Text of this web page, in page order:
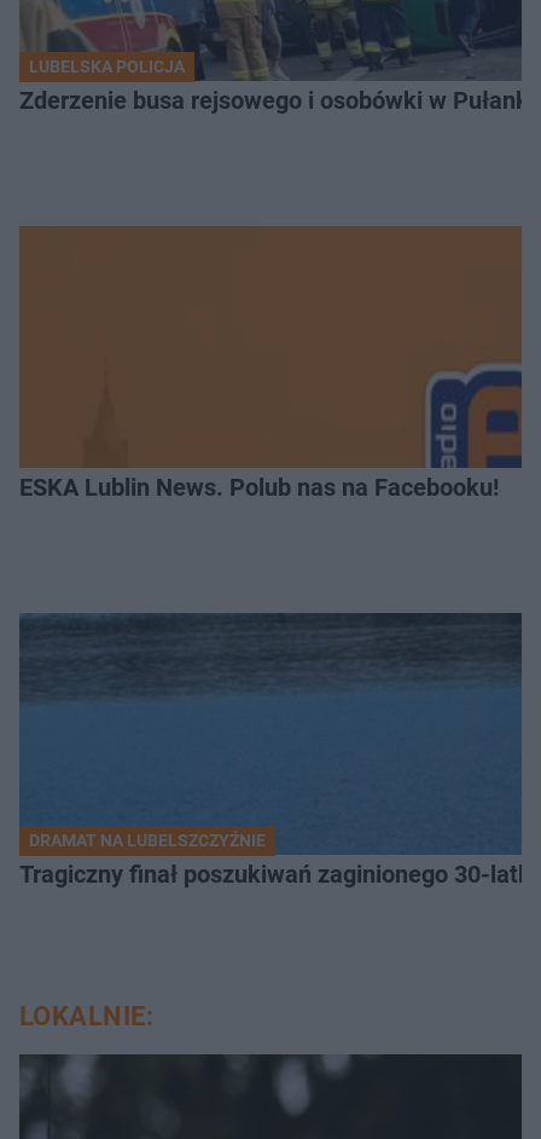
LUBELSKA POLICJA
Zderzenie busa rejsowego i osobówki w
ESKA Lublin News. Polub nas na Facebooku!
DRAMAT NA LUBELSZCZYŹNIE
Tragiczny finał poszukiwań zaginionego 30-
LOKALNIE: